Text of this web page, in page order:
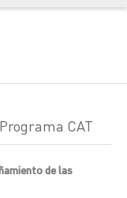
CAT
de las